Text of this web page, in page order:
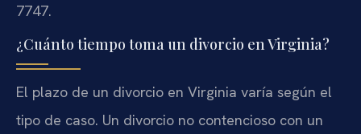
7747.
¿Cuánto tiempo toma un divorcio en Virginia?
El plazo de un divorcio en Virginia varía según el
tipo de caso. Un divorcio no contencioso con un